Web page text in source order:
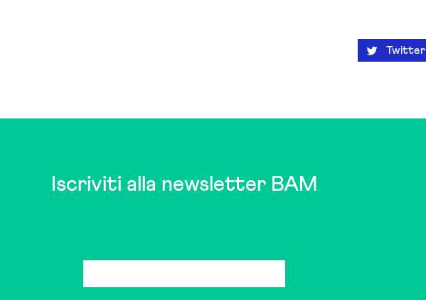
Twitter
Iscriviti alla newsletter BAM